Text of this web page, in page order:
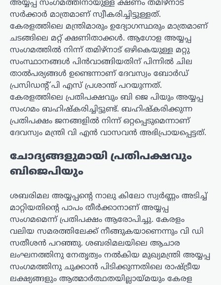
അയ്യപ്പ സംഗമത്തിനായുള്ള ക്ഷണം തമിഴ്നാട്
സർക്കാർ മാത്രമാണ് സ്വീകരിച്ചിട്ടുള്ളത്.
കേരളത്തിലെ മന്ത്രിമാരും ഉദ്യോഗസ്ഥരും മാത്രമാണ്
ചടങ്ങിലെ മറ്റ് ക്ഷണിതാക്കൾ. ആഗോള അയ്യപ്പ
സംഗമത്തിൽ നിന്ന് തമിഴ്നാട് ഒഴികെയുള്ള മറ്റു
സംസ്ഥാനങ്ങൾ പിൻവാങ്ങിയതിന് പിന്നിൽ ചില
താൽപര്യങ്ങൾ ഉണ്ടെന്നാണ് ദേവസ്വം ബോർഡ്
പ്രസിഡന്‍റ് പി എസ് പ്രശാന്ത് പറയുന്നത്.
കേരളത്തിലെ പ്രതിപക്ഷവും ബി ജെ പിയും അയ്യപ്പ
സംഗമം ബഹിഷ്കരിച്ചിട്ടുണ്ട്. ബഹിഷ്കരിക്കുന്ന
പ്രതിപക്ഷം ജനങ്ങളിൽ നിന്ന് ഒറ്റപ്പെടുമെന്നാണ്
ദേവസ്വം മന്ത്രി വി എൻ വാസവൻ അഭിപ്രായപ്പെട്ടത്.
ചോദ്യങ്ങളുമായി പ്രതിപക്ഷവും
ബിജെപിയും
ശബരിമല അയ്യപ്പന്റെ നാലു കിലോ സ്വർണ്ണം അടിച്ച്
മാറ്റിയതിന്റെ പാപം തീർക്കാനാണ് അയ്യപ്പ
സംഗമമെന്ന് പ്രതിപക്ഷം ആരോപിച്ചു. കേരളം
വലിയ സമരത്തിലേക്ക് നീങ്ങുകയാണെന്നും വി ഡി
സതീശൻ പറഞ്ഞു. ശബരിമലയിലെ ആചാര
ലംഘനത്തിനു നേതൃത്വം നല്‍കിയ മുഖ്യമന്ത്രി അയ്യപ്പ
സംഗമത്തിനു ചുക്കാന്‍ പിടിക്കുന്നതിലെ രാഷ്ട്രീയ
ലക്ഷ്യങ്ങളും ആത്മാര്‍ത്ഥതയില്ലായ്മയും കേരള